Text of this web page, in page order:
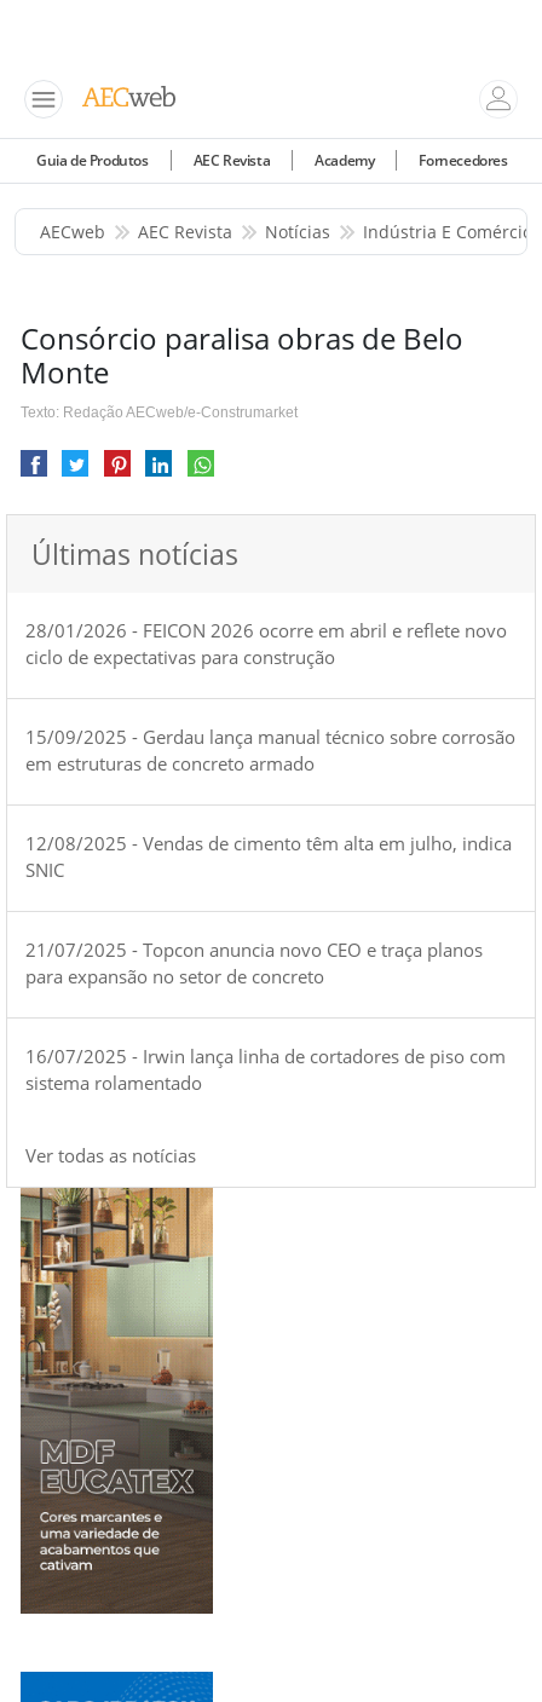
Guia de Produtos AEC Revista Academy Fornecedores
AECweb AEC Revista Notícias Indústria E Comércio
Consórcio paralisa obras de Belo
Monte
Texto: Redação AECweb/e-Construmarket
Últimas notícias
28/01/2026 - FEICON 2026 ocorre em abril e reflete novo
ciclo de expectativas para construção
15/09/2025 - Gerdau lança manual técnico sobre corrosão
em estruturas de concreto armado
12/08/2025 - Vendas de cimento têm alta em julho, indica
SNIC
21/07/2025 - Topcon anuncia novo CEO e traça planos
para expansão no setor de concreto
16/07/2025 - Irwin lança linha de cortadores de piso com
sistema rolamentado
Ver todas as notícias